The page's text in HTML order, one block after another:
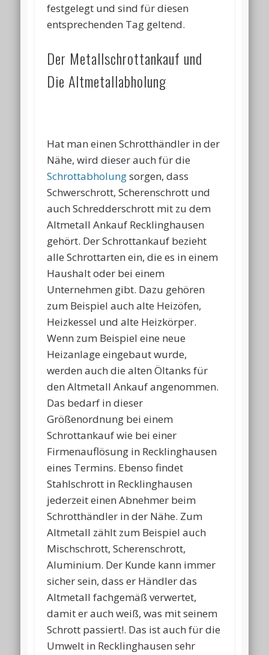
festgelegt und sind für diesen
entsprechenden Tag geltend.
Der Metallschrottankauf und
Die Altmetallabholung
Hat man einen Schrotthändler in der
Nähe, wird dieser auch für die
Schrottabholungsorgen, dass
Schwerschrott, Scherenschrott und
auch Schredderschrott mit zu dem
Altmetall Ankauf Recklinghausen
gehört. Der Schrottankauf bezieht
alle Schrottarten ein, die es in einem
Haushalt oder bei einem
Unternehmen gibt. Dazu gehören
zum Beispiel auch alte Heizöfen,
Heizkessel und alte Heizkörper.
Wenn zum Beispiel eine neue
Heizanlage eingebaut wurde,
werden auch die alten Öltanks für
den Altmetall Ankauf angenommen.
Das bedarf in dieser
Größenordnung bei einem
Schrottankauf wie bei einer
Firmenauflösung in Recklinghausen
eines Termins. Ebenso findet
Stahlschrott in Recklinghausen
jederzeit einen Abnehmer beim
Schrotthändler in der Nähe. Zum
Altmetall zählt zum Beispiel auch
Mischschrott, Scherenschrott,
Aluminium. Der Kunde kann immer
sicher sein, dass er Händler das
Altmetall fachgemäß verwertet,
damit er auch weiß, was mit seinem
Schrott passiert!. Das ist auch für die
Umwelt in Recklinghausen sehr